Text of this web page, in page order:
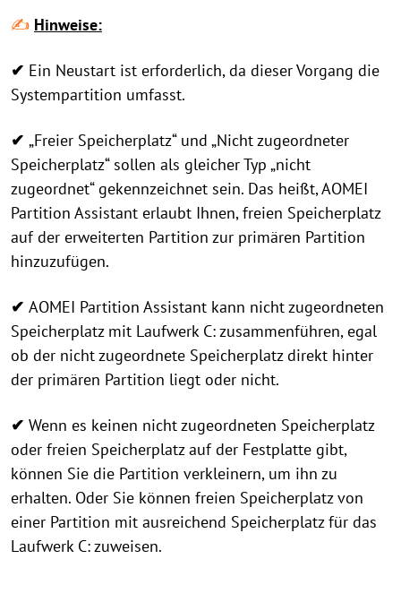
✍ Hinweise:
✔ Ein Neustart ist erforderlich, da dieser Vorgang die
Systempartition umfasst.
✔ „Freier Speicherplatz“ und „Nicht zugeordneter
Speicherplatz“ sollen als gleicher Typ „nicht
zugeordnet“ gekennzeichnet sein. Das heißt, AOMEI
Partition Assistant erlaubt Ihnen, freien Speicherplatz
auf der erweiterten Partition zur primären Partition
hinzuzufügen.
✔ AOMEI Partition Assistant kann nicht zugeordneten
Speicherplatz mit Laufwerk C: zusammenführen, egal
ob der nicht zugeordnete Speicherplatz direkt hinter
der primären Partition liegt oder nicht.
✔ Wenn es keinen nicht zugeordneten Speicherplatz
oder freien Speicherplatz auf der Festplatte gibt,
können Sie die Partition verkleinern, um ihn zu
erhalten. Oder Sie können freien Speicherplatz von
einer Partition mit ausreichend Speicherplatz für das
Laufwerk C: zuweisen.